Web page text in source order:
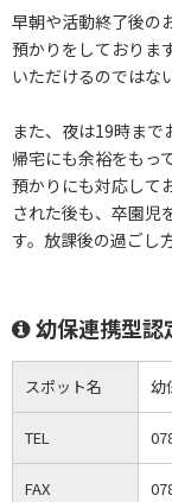
早朝や活動終了後の
預かりをしておりま
いただけるのではな
また、夜は19時まで
帰宅にも余裕をもっ
預かりにも対応して
された後も、卒園児
す。放課後の過ごし
幼保連携型認
スポット名 幼
TEL
FAX